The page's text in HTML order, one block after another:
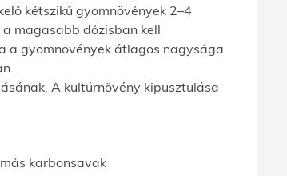
kétszikű gyomnövények 2–4
magasabb dózisban kell
a gyomnövények átlagos nagysága
A kultúrnövény kipusztulása
karbonsavak